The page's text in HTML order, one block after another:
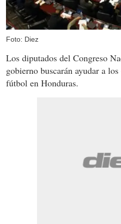
Foto: Diez
Los diputados del Congreso
gobierno buscarán ayudar a
fútbol en Honduras.